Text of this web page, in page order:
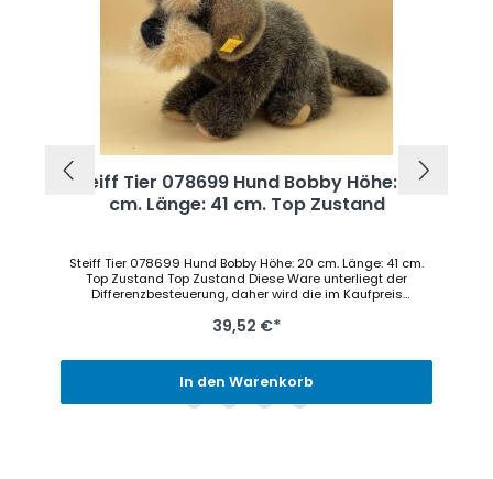
Steiff Tier 078699 Hund Bobby Höhe: 20
cm. Länge: 41 cm. Top Zustand
Steiff Tier 078699 Hund Bobby Höhe: 20 cm. Länge: 41 cm.
Top Zustand Top Zustand Diese Ware unterliegt der
Differenzbesteuerung, daher wird die im Kaufpreis
39,52 €*
In den Warenkorb